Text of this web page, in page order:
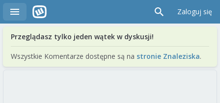
Zaloguj się
Przeglądasz tylko jeden wątek w dyskusji!
Wszystkie Komentarze dostępne są na stronie Znaleziska.